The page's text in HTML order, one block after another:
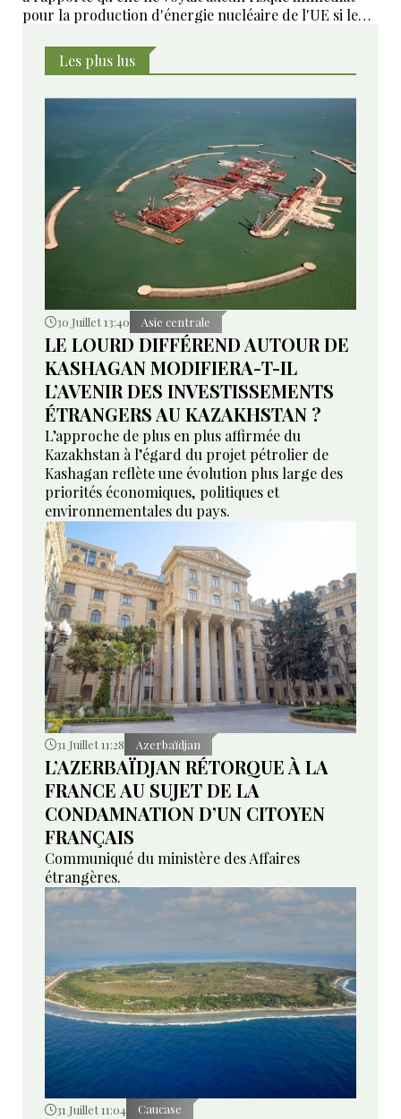
pour la production d'énergie nucléaire de l'UE si le
de son coup d'État militaire.
Les plus lus
30 Juillet 13:40 Asie centrale
LE LOURD DIFFÉREND AUTOUR DE
KASHAGAN MODIFIERA-T-IL
L’AVENIR DES INVESTISSEMENTS
ÉTRANGERS AU KAZAKHSTAN ?
L’approche de plus en plus affirmée du
Kazakhstan à l’égard du projet pétrolier de
Kashagan reflète une évolution plus large des
priorités économiques, politiques et
environnementales du pays.
31 Juillet 11:28 Azerbaïdjan
L’AZERBAÏDJAN RÉTORQUE À LA
FRANCE AU SUJET DE LA
CONDAMNATION D’UN CITOYEN
FRANÇAIS
Communiqué du ministère des Affaires
étrangères.
31 Juillet 11:04 Caucase